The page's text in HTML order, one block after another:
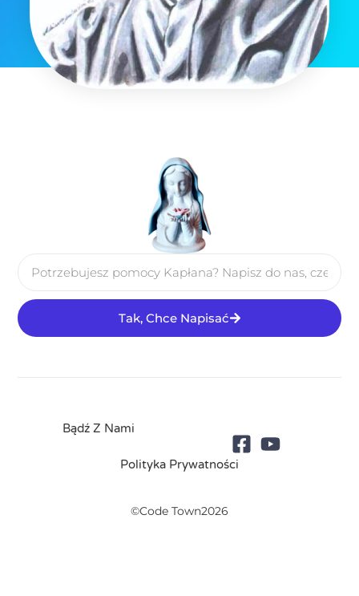
Tak, Chce Napisać
Bądź Z Nami
Polityka Prywatności
©Code Town2026